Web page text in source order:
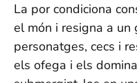
La por condiciona
el món i resigna a un
personatges, cecs i
els ofega i els domina